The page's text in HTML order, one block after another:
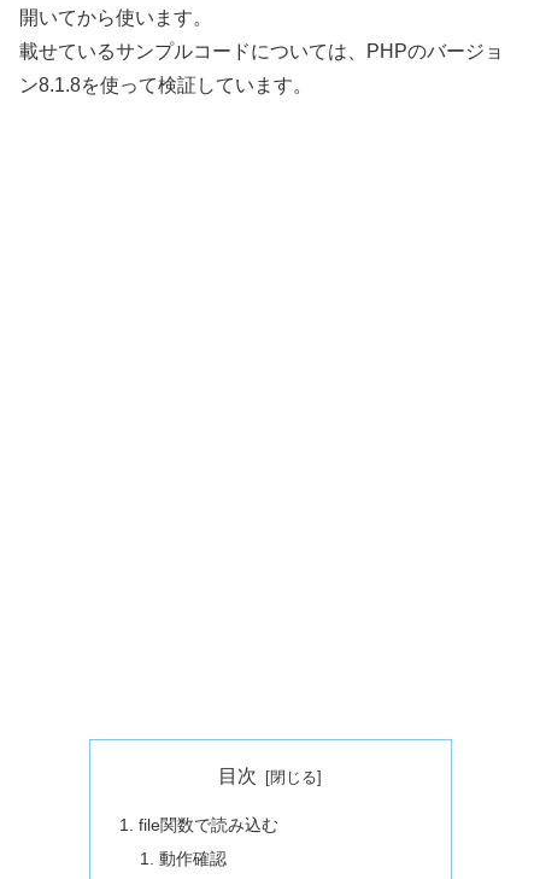
開いてから使います。
載せているサンプルコードについては、PHPのバージョ
ン8.1.8を使って検証しています。
目次
file関数で読み込む
動作確認